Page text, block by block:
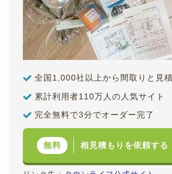
全国1,000社以上から間取りと見
累計利用者110万人の人気サイト
完全無料で3分でオーダー完了
無料 相見積もりを依頼する